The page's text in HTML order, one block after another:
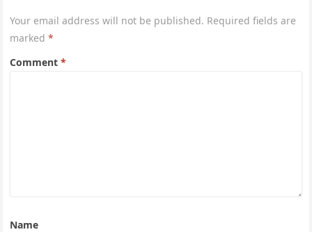
Your email address will not be published. Required fields are
marked*
Comment*
Name